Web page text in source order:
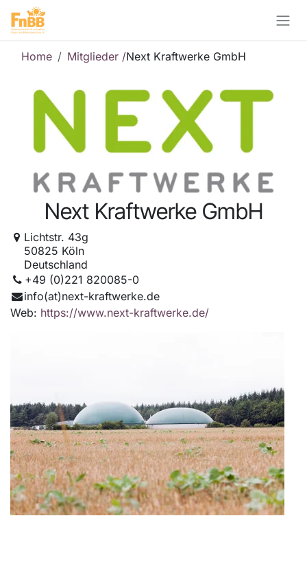
Zum Inhalt springen
Home Mitglieder /Next Kraftwerke GmbH
Next Kraftwerke GmbH
Lichtstr. 43g
50825 Köln
Deutschland
+49 (0)221 820085-0
info(at)next-kraftwerke.de
Web: https://www.next-kraftwerke.de/